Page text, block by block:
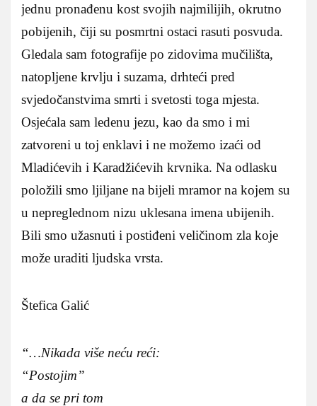
jednu pronađenu kost svojih najmilijih, okrutno
pobijenih, čiji su posmrtni ostaci rasuti posvuda.
Gledala sam fotografije po zidovima mučilišta,
natopljene krvlju i suzama, drhteći pred
svjedočanstvima smrti i svetosti toga mjesta.
Osjećala sam ledenu jezu, kao da smo i mi
zatvoreni u toj enklavi i ne možemo izaći od
Mladićevih i Karadžićevih krvnika. Na odlasku
položili smo ljiljane na bijeli mramor na kojem su
u nepreglednom nizu uklesana imena ubijenih.
Bili smo užasnuti i postiđeni veličinom zla koje
može uraditi ljudska vrsta.
Štefica Galić
“…Nikada više neću reći:
“Postojim”
a da se pri tom